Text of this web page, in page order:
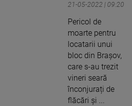
21-05-2022 | 09:20
Pericol de
moarte pentru
locatarii unui
bloc din Brașov,
care s-au trezit
vineri seară
înconjurați de
flăcări și ...